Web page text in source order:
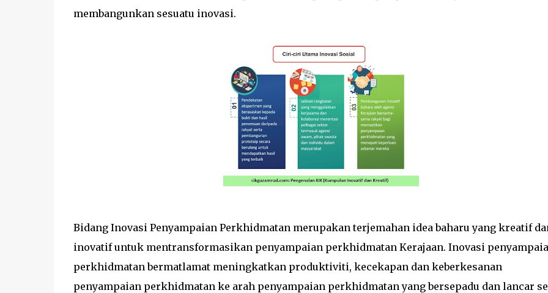
membangunkan sesuatu inovasi.
Bidang Inovasi Penyampaian Perkhidmatan merupakan terjemahan idea baharu yang kreatif
inovatif untuk mentransformasikan penyampaian perkhidmatan Kerajaan. Inovasi
perkhidmatan bermatlamat meningkatkan produktiviti, kecekapan dan keberkesanan
penyampaian perkhidmatan ke arah penyampaian perkhidmatan yang bersepadu dan lancar